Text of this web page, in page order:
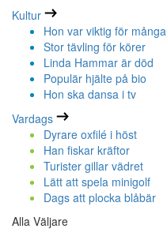
Kultur
Hon var viktig för många
Stor tävling för körer
Linda Hammar är död
Populär hjälte på bio
Hon ska dansa i tv
Vardags
Dyrare oxfilé i höst
Han fiskar kräftor
Turister gillar vädret
Lätt att spela minigolf
Dags att plocka blåbär
Alla Väljare